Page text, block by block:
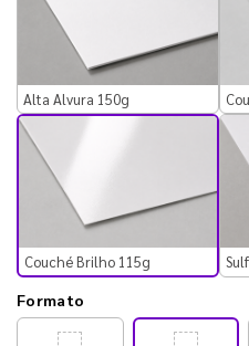
Alta Alvura 150g
Couché Brilho 115g
Formato